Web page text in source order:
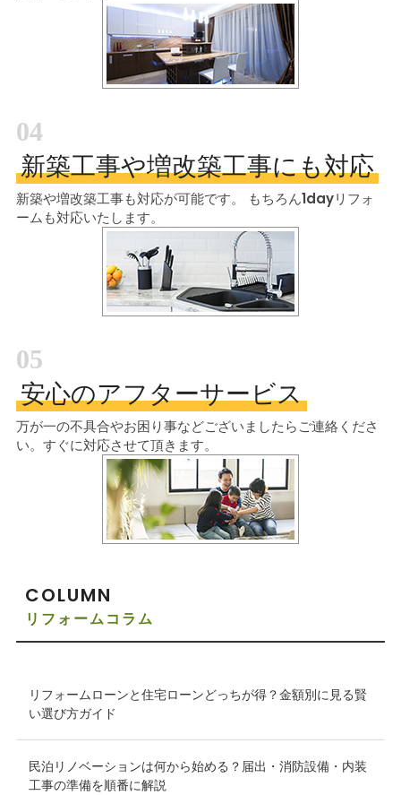
04
新築工事や増改築工事にも対応
新築や増改築工事も対応が可能です。
もちろん1dayリフォ
ームも対応いたします。
05
安心のアフターサービス
万が一の不具合やお困り事などございましたらご連絡くださ
い。すぐに対応させて頂きます。
COLUMN
リフォームコラム
リフォームローンと住宅ローンどっちが得？金額別に見る賢
い選び方ガイド
民泊リノベーションは何から始める？届出・消防設備・内装
工事の準備を順番に解説